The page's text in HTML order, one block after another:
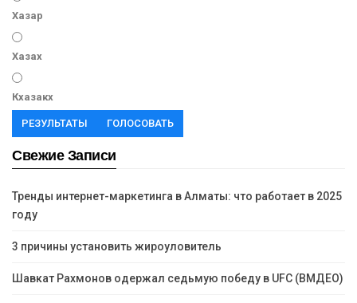
Хазар
Хазах
Кхазакх
РЕЗУЛЬТАТЫ ГОЛОСОВАТЬ
Свежие Записи
Тренды интернет-маркетинга в Алматы: что работает в 2025
году
3 причины установить жироуловитель
Шавкат Рахмонов одержал седьмую победу в UFC (ВМДЕО)